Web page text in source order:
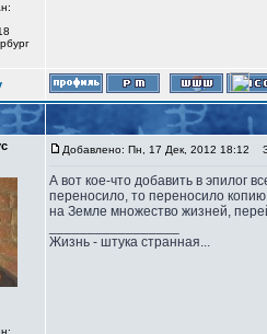
Добавлено: Пн, 17 Дек, 2012 18:12
А вот кое-что добавить в эпилог
переносило, то переносило
на Земле множество жизней,
Жизнь - штука странная...